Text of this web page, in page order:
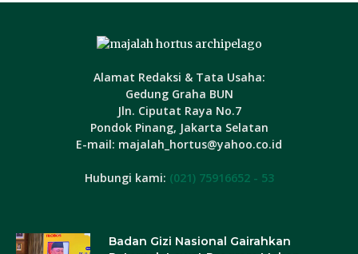
Alamat Redaksi & Tata Usaha:
Gedung Graha BUN
Jln. Ciputat Raya No.7
Pondok Pinang, Jakarta Selatan
E-mail: majalah_hortus@yahoo.co.id
Hubungi kami: (021) 75916652 - 53
Badan Gizi Nasional Gairahkan